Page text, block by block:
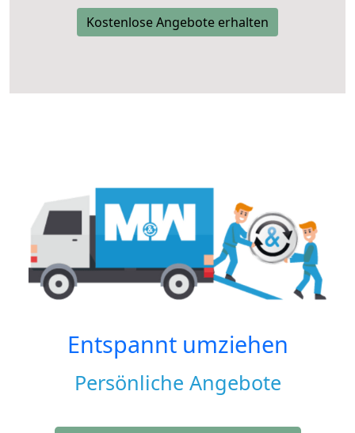
Kostenlose Angebote erhalten
Entspannt umziehen
Persönliche Angebote